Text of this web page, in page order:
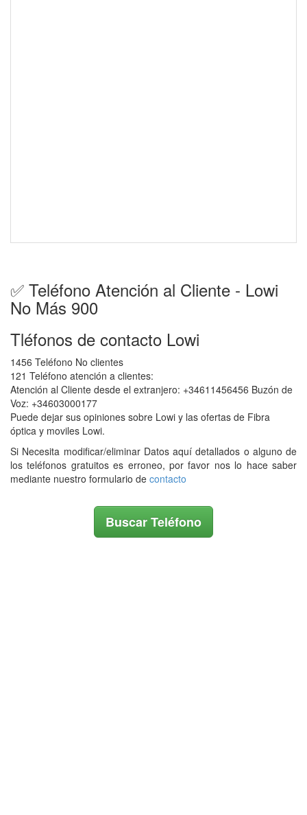
✅ Teléfono Atención al Cliente - Lowi
No Más 900
Tléfonos de contacto Lowi
1456 Teléfono No clientes
121 Teléfono atención a clientes:
Atención al Cliente desde el extranjero: +34611456456 Buzón de
Voz: +34603000177
Puede dejar sus opiniones sobre Lowi y las ofertas de Fibra
óptica y moviles Lowi.
Si Necesita modificar/eliminar Datos aquí detallados o alguno de
los teléfonos gratuitos es erroneo, por favor nos lo hace saber
mediante nuestro formulario de contacto
Buscar Teléfono